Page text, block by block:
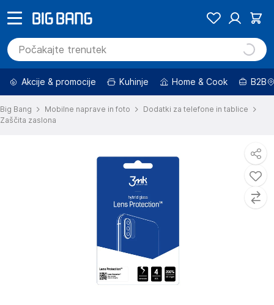
Akcije & promocije Kuhinje Home & Cook B2B
Big Bang Mobilne naprave in foto
Dodatki za telefone in tablice
Zaščita zaslona